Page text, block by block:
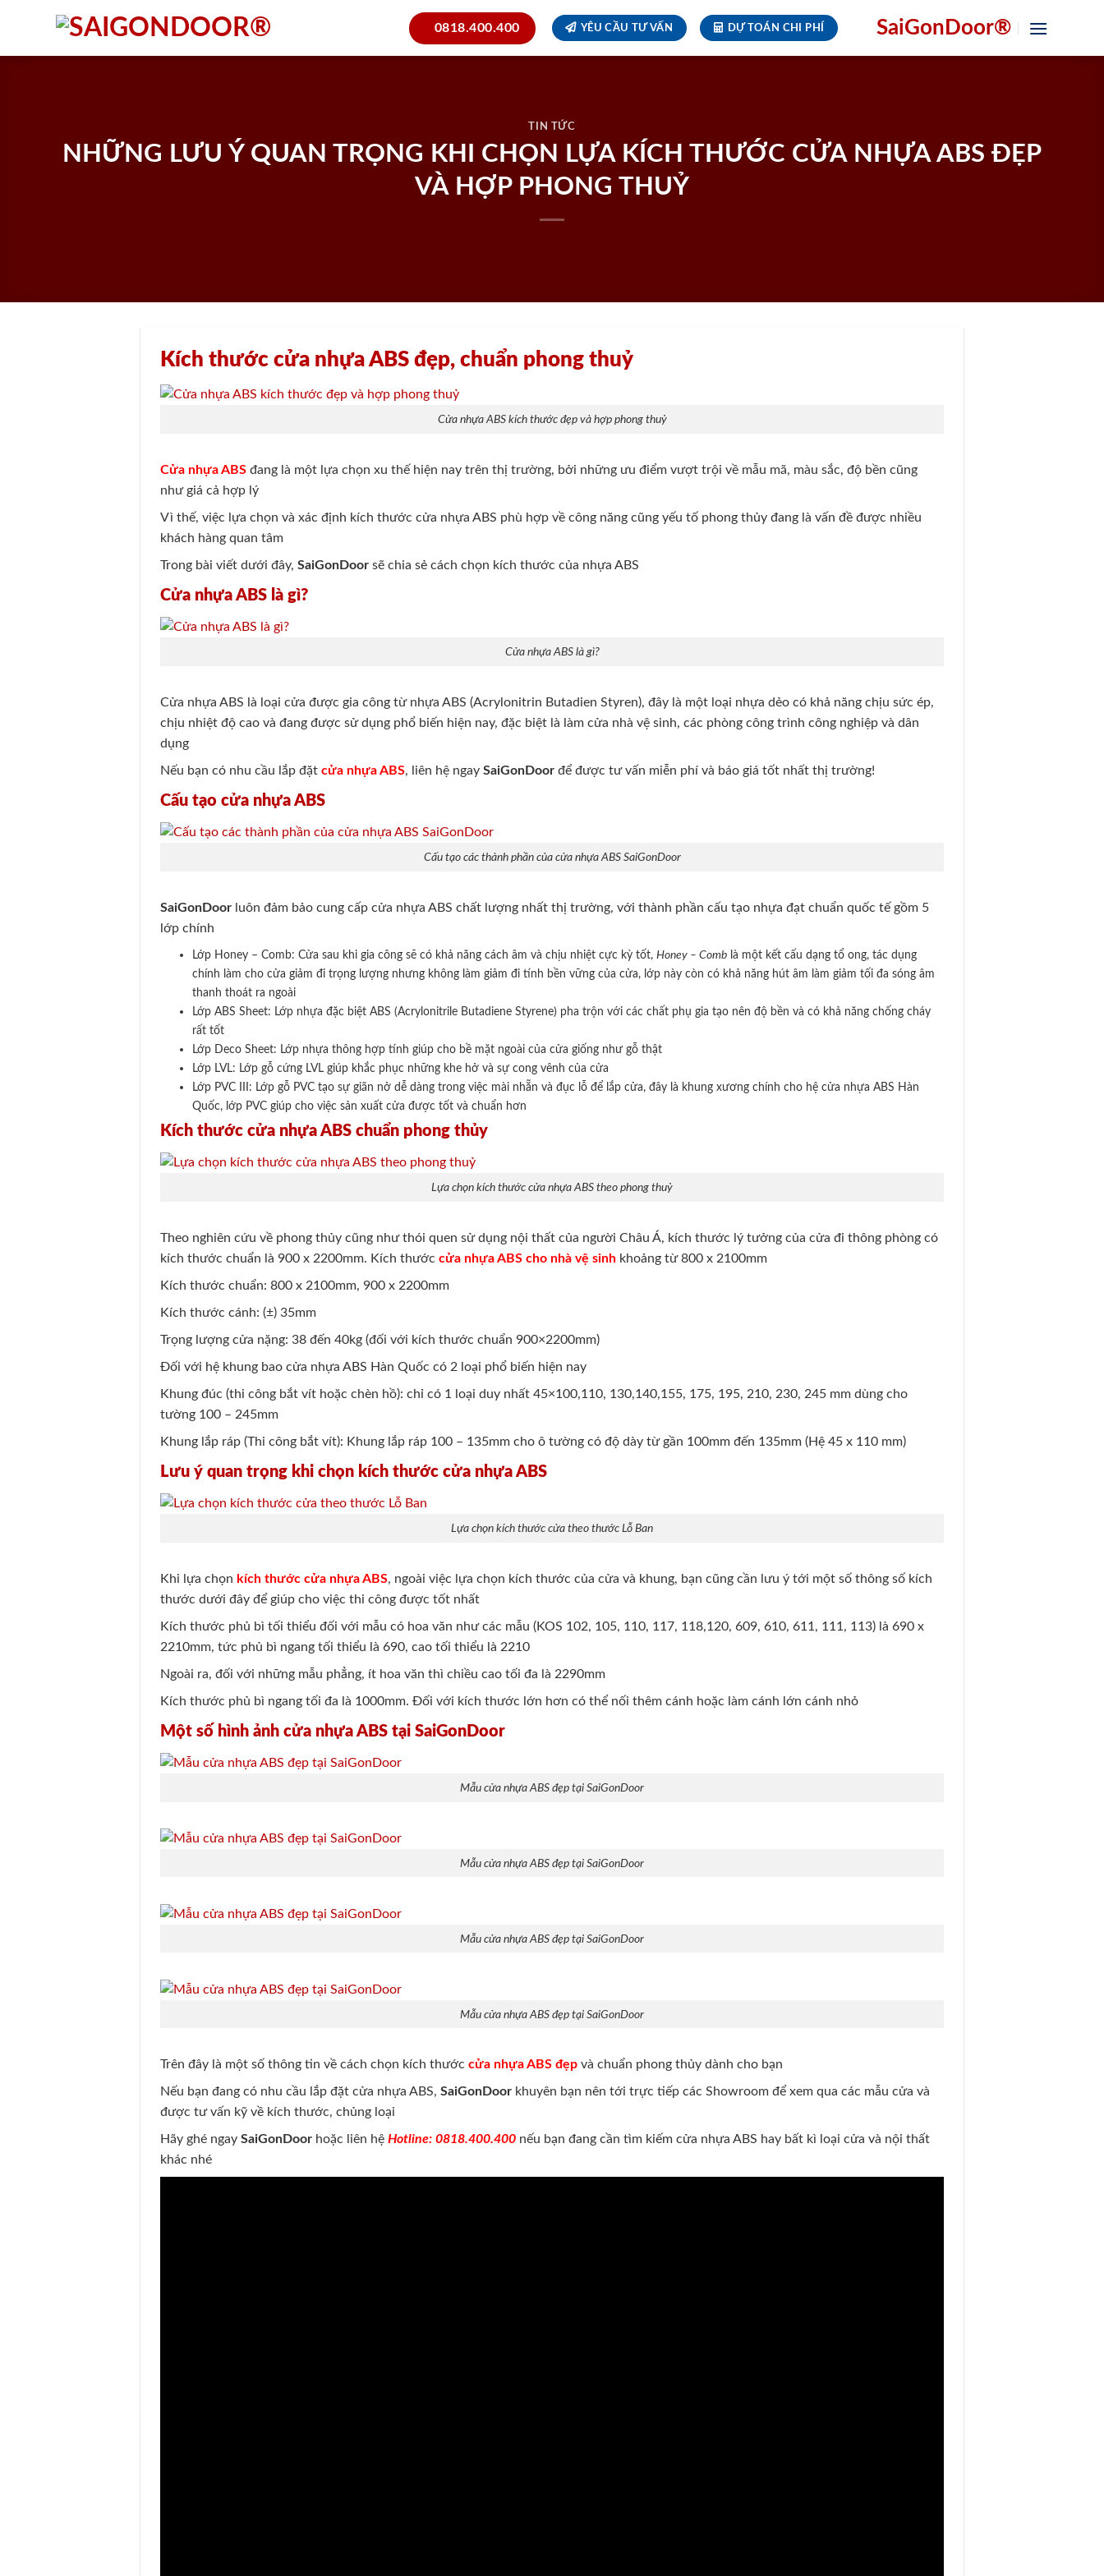
0818.400.400 YÊU CẦU TƯ VẤN DỰ TOÁN CHI PHÍ SaiGonDoor®
TIN TỨC
NHỮNG LƯU Ý QUAN TRỌNG KHI CHỌN LỰA KÍCH THƯỚC CỬA NHỰA ABS ĐẸP
VÀ HỢP PHONG THUỶ
Kích thước cửa nhựa ABS đẹp, chuẩn phong thuỷ
Cửa nhựa ABS kích thước đẹp và hợp phong thuỷ
Cửa nhựa ABS đang là một lựa chọn xu thế hiện nay trên thị trường, bởi những ưu điểm vượt trội về mẫu mã, màu sắc, độ bền cũng
như giá cả hợp lý
Vì thế, việc lựa chọn và xác định kích thước cửa nhựa ABS phù hợp về công năng cũng yếu tố phong thủy đang là vấn đề được nhiều
khách hàng quan tâm
Trong bài viết dưới đây,SaiGonDoor sẽ chia sẻ cách chọn kích thước của nhựa ABS
Cửa nhựa ABS là gì?
Cửa nhựa ABS là gì?
Cửa nhựa ABS là loại cửa được gia công từ nhựa ABS (Acrylonitrin Butadien Styren), đây là một loại nhựa dẻo có khả năng chịu sức ép,
chịu nhiệt độ cao và đang được sử dụng phổ biến hiện nay, đặc biệt là làm cửa nhà vệ sinh, các phòng công trình công nghiệp và dân
dụng
Nếu bạn có nhu cầu lắp đặtcửa nhựa ABS, liên hệ ngaySaiGonDoor để được tư vấn miễn phí và báo giá tốt nhất thị trường!
Cấu tạo cửa nhựa ABS
Cấu tạo các thành phần của cửa nhựa ABS SaiGonDoor
SaiGonDoor luôn đảm bảo cung cấp cửa nhựa ABS chất lượng nhất thị trường, với thành phần cấu tạo nhựa đạt chuẩn quốc tế gồm 5
lớp chính
Lớp Honey – Comb: Cửa sau khi gia công sẽ có khả năng cách âm và chịu nhiệt cực kỳ tốt, Honey – Comblà một kết cấu dạng tổ ong, tác dụng
chính làm cho cửa giảm đi trọng lượng nhưng không làm giảm đi tính bền vững của cửa, lớp này còn có khả năng hút âm làm giảm tối đa sóng âm
thanh thoát ra ngoài
Lớp ABS Sheet: Lớp nhựa đặc biệt ABS (Acrylonitrile Butadiene Styrene) pha trộn với các chất phụ gia tạo nên độ bền và có khả năng chống cháy
rất tốt
Lớp Deco Sheet: Lớp nhựa thông hợp tính giúp cho bề mặt ngoài của cửa giống như gỗ thật
Lớp LVL: Lớp gỗ cứng LVL giúp khắc phục những khe hở và sự cong vênh của cửa
Lớp PVC III: Lớp gỗ PVC tạo sự giãn nở dễ dàng trong việc mài nhẵn và đục lỗ để lắp cửa, đây là khung xương chính cho hệ cửa nhựa ABS Hàn
Quốc, lớp PVC giúp cho việc sản xuất cửa được tốt và chuẩn hơn
Kích thước cửa nhựa ABS chuẩn phong thủy
Lựa chọn kích thước cửa nhựa ABS theo phong thuỷ
Theo nghiên cứu về phong thủy cũng như thói quen sử dụng nội thất của người Châu Á, kích thước lý tưởng của cửa đi thông phòng có
kích thước chuẩn là 900 x 2200mm. Kích thướccửa nhựa ABS cho nhà vệ sinh khoảng từ 800 x 2100mm
Kích thước chuẩn: 800 x 2100mm, 900 x 2200mm
Kích thước cánh: (±) 35mm
Trọng lượng cửa nặng: 38 đến 40kg (đối với kích thước chuẩn 900×2200mm)
Đối với hệ khung bao cửa nhựa ABS Hàn Quốc có 2 loại phổ biến hiện nay
Khung đúc (thi công bắt vít hoặc chèn hồ): chỉ có 1 loại duy nhất 45×100,110, 130,140,155, 175, 195, 210, 230, 245 mm dùng cho
tường 100 – 245mm
Khung lắp ráp (Thi công bắt vít): Khung lắp ráp 100 – 135mm cho ô tường có độ dày từ gần 100mm đến 135mm (Hệ 45 x 110 mm)
Lưu ý quan trọng khi chọn kích thước cửa nhựa ABS
Lựa chọn kích thước cửa theo thước Lỗ Ban
Khi lựa chọn kích thước cửa nhựa ABS, ngoài việc lựa chọn kích thước của cửa và khung, bạn cũng cần lưu ý tới một số thông số kích
thước dưới đây để giúp cho việc thi công được tốt nhất
Kích thước phủ bì tối thiểu đối với mẫu có hoa văn như các mẫu (KOS 102, 105, 110, 117, 118,120, 609, 610, 611, 111, 113) là 690 x
2210mm, tức phủ bì ngang tối thiểu là 690, cao tối thiểu là 2210
Ngoài ra, đối với những mẫu phẳng, ít hoa văn thì chiều cao tối đa là 2290mm
Kích thước phủ bì ngang tối đa là 1000mm. Đối với kích thước lớn hơn có thể nối thêm cánh hoặc làm cánh lớn cánh nhỏ
Một số hình ảnh cửa nhựa ABS tại SaiGonDoor
Mẫu cửa nhựa ABS đẹp tại SaiGonDoor
Mẫu cửa nhựa ABS đẹp tại SaiGonDoor
Mẫu cửa nhựa ABS đẹp tại SaiGonDoor
Mẫu cửa nhựa ABS đẹp tại SaiGonDoor
Trên đây là một số thông tin về cách chọn kích thướccửa nhựa ABS đẹp và chuẩn phong thủy dành cho bạn
Nếu bạn đang có nhu cầu lắp đặt cửa nhựa ABS,SaiGonDoor khuyên bạn nên tới trực tiếp các Showroom để xem qua các mẫu cửa và
được tư vấn kỹ về kích thước, chủng loại
Hãy ghé ngaySaiGonDoor hoặc liên hệHotline: 0818.400.400 nếu bạn đang cần tìm kiếm cửa nhựa ABS hay bất kì loại cửa và nội thất
khác nhé